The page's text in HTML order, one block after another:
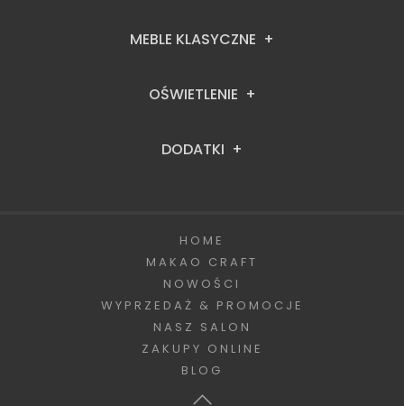
MEBLE KLASYCZNE
OŚWIETLENIE
DODATKI
HOME
MAKAO CRAFT
NOWOŚCI
WYPRZEDAŻ & PROMOCJE
NASZ SALON
ZAKUPY ONLINE
BLOG